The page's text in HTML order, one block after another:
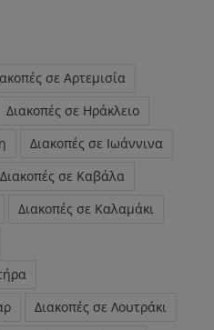
σε Αρτεμισία
Διακοπές σε Ηράκλειο
Διακοπές σε Ιωάννινα
Διακοπές σε Καβάλα
Διακοπές σε Καλαμάκι
Διακοπές σε Λουτράκι